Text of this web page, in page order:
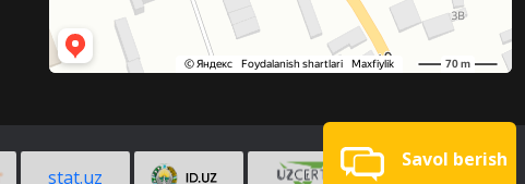
stat.uz
Savol berish